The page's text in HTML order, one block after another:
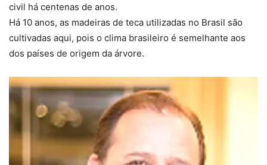
civil há centenas de anos.
Há 10 anos, as madeiras de teca utilizadas no Brasil são
cultivadas aqui, pois o clima brasileiro é semelhante aos
dos países de origem da árvore.